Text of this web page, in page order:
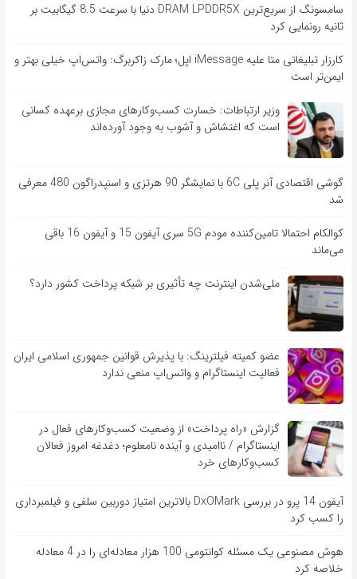
سامسونگ از سریع‌ترین DRAM LPDDR5X دنیا با سرعت 8.5 گیگابیت بر
ثانیه رونمایی کرد
کارزار تبلیغاتی متا علیه iMessage اپل؛ مارک زاکربرگ: واتس‌اپ خیلی بهتر و
ایمن‌تر است
وزیر ارتباطات: خسارت کسب‌وکارهای مجازی برعهده کسانی
است که اغتشاش و آشوب به وجود آورده‌اند
گوشی اقتصادی آنر پلی 6C با نمایشگر 90 هرتزی و اسنپدراگون 480 معرفی
شد
کوالکام احتمالا تامین‌کننده مودم 5G سری آیفون 15 و آیفون 16 باقی
می‌ماند
ملی‌شدن اینترنت چه تأثیری بر شبکه پرداخت کشور دارد؟
عضو کمیته فیلترینگ: با پذیرش قوانین جمهوری اسلامی ایران
فعالیت اینستاگرام و واتس‌اپ منعی ندارد
گزارش «راه پرداخت» از وضعیت کسب‌وکارهای فعال در
اینستاگرام / ناامیدی و آینده نامعلوم؛ دغدغه امروز فعالان
کسب‌وکارهای خرد
آیفون 14 پرو در بررسی DxOMark بالاترین امتیاز دوربین سلفی و فیلمبرداری
را کسب کرد
هوش مصنوعی یک مسئله کوانتومی 100 هزار معادله‌‎ای را در 4 معادله
خلاصه کرد